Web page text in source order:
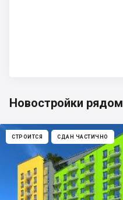
Новостройки рядом
СТРОИТСЯ СДАН ЧАСТИЧНО